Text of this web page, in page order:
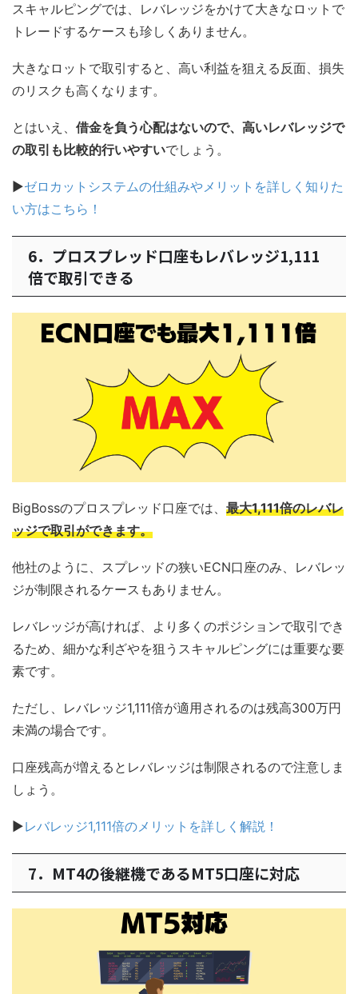
スキャルピングでは、レバレッジをかけて大きなロットで
トレードするケースも珍しくありません。
大きなロットで取引すると、高い利益を狙える反面、損失
のリスクも高くなります。
とはいえ、 借金を負う心配はないので、高いレバレッジで
の取引も比較的行いやすいでしょう。
▶ゼロカットシステムの仕組みやメリットを詳しく知りた
い方はこちら！
6．プロスプレッド口座もレバレッジ1,111
倍で取引できる
BigBossのプロスプレッド口座では、 最大1,111倍のレバレ
ッジで取引ができます。
他社のように、スプレッドの狭いECN口座のみ、レバレッ
ジが制限されるケースもありません。
レバレッジが高ければ、より多くのポジションで取引でき
るため、細かな利ざやを狙うスキャルピングには重要な要
素です。
ただし、レバレッジ1,111倍が適用されるのは残高300万円
未満の場合です。
口座残高が増えるとレバレッジは制限されるので注意しま
しょう。
▶レバレッジ1,111倍のメリットを詳しく解説！
7．MT4の後継機であるMT5口座に対応